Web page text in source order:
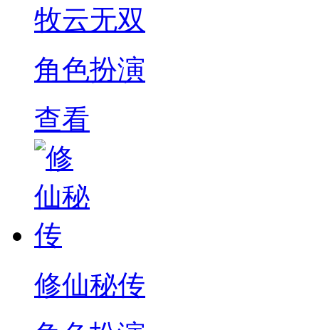
牧云无双
角色扮演
查看
修仙秘传